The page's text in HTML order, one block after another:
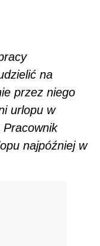
na
przez niego
urlopu w
najpóźniej w